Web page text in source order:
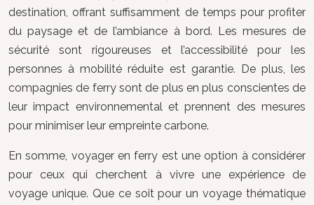
destination, offrant suffisamment de temps pour profiter
du paysage et de l’ambiance à bord. Les mesures de
sécurité sont rigoureuses et l’accessibilité pour les
personnes à mobilité réduite est garantie. De plus, les
compagnies de ferry sont de plus en plus conscientes de
leur impact environnemental et prennent des mesures
pour minimiser leur empreinte carbone.
En somme, voyager en ferry est une option à considérer
pour ceux qui cherchent à vivre une expérience de
voyage unique. Que ce soit pour un voyage thématique